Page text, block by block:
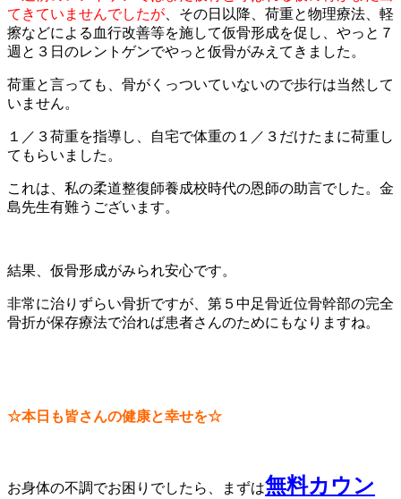
てきていませんでしたが、その日以降、荷重と物理療法、軽
擦などによる血行改善等を施して仮骨形成を促し、やっと７
週と３日のレントゲンでやっと仮骨がみえてきました。
荷重と言っても、骨がくっついていないので歩行は当然して
いません。
１／３荷重を指導し、自宅で体重の１／３だけたまに荷重し
てもらいました。
これは、私の柔道整復師養成校時代の恩師の助言でした。金
島先生有難うございます。
結果、仮骨形成がみられ安心です。
非常に治りずらい骨折ですが、第５中足骨近位骨幹部の完全
骨折が保存療法で治れば患者さんのためにもなりますね。
☆本日も皆さんの健康と幸せを☆
お身体の不調でお困りでしたら、まずは無料カウン